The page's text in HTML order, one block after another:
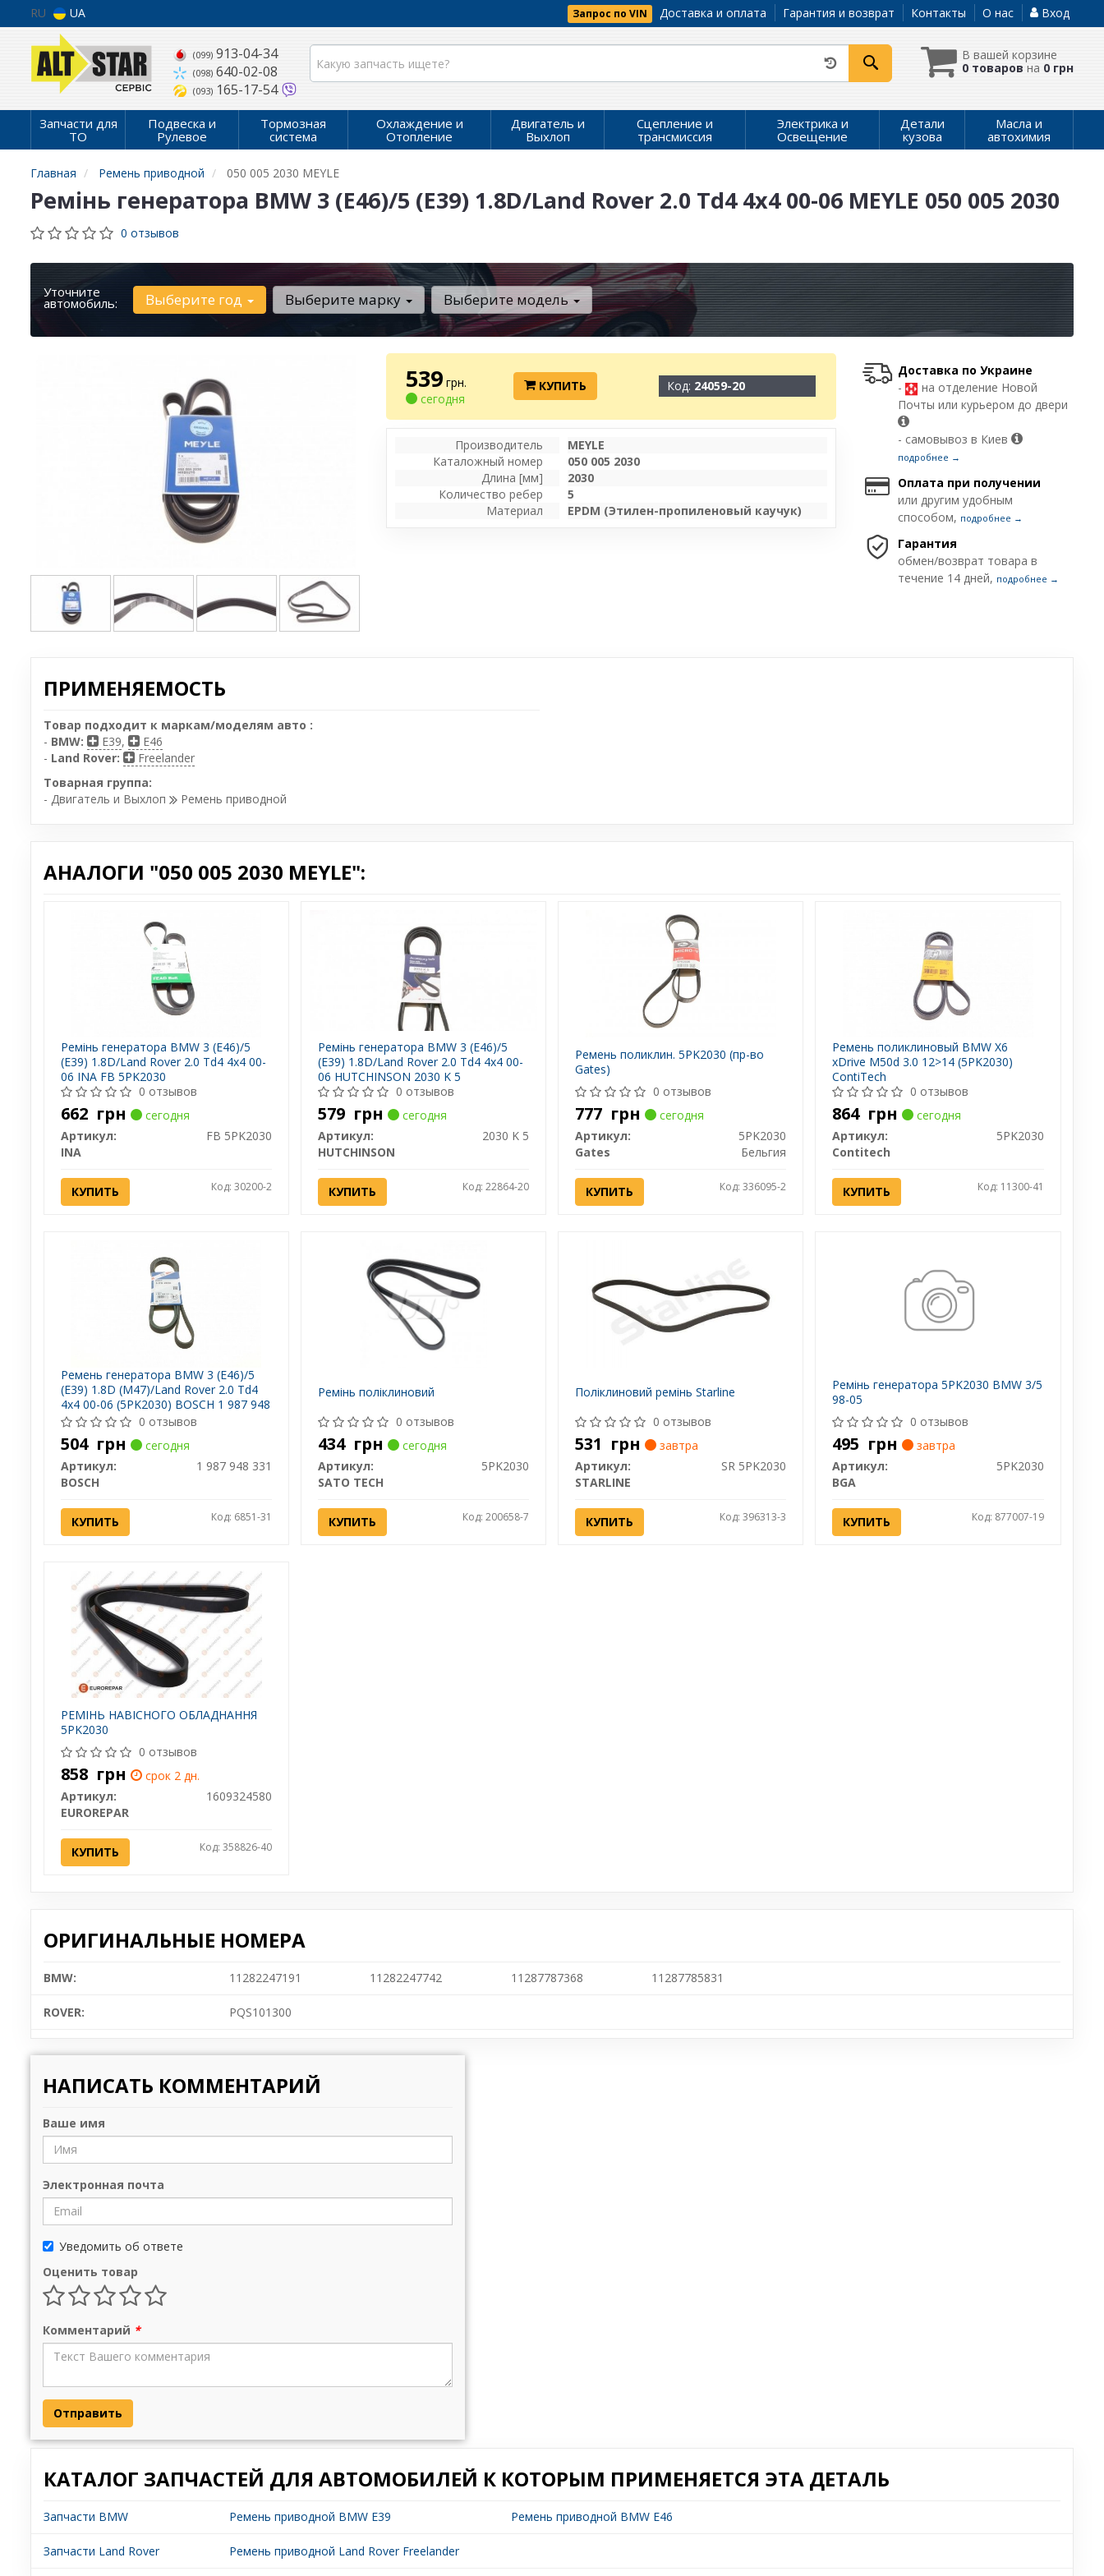
RU UA Запрос по VIN Доставка и оплата Гарантия и возврат Контакты О нас Вход
(099)913-04-34
(098)640-02-08
(093)165-17-54
В вашей корзине
0 товаров на 0 грн
Запчасти для
ТО
Подвеска и
Рулевое
Тормозная
система
Охлаждение и
Отопление
Двигатель и
Выхлоп
Сцепление и
трансмиссия
Электрика и
Освещение
Детали
кузова
Масла и
автохимия
Главная Ремень приводной 050 005 2030 MEYLE
Ремінь генератора BMW 3 (E46)/5 (E39) 1.8D/Land Rover 2.0 Td4 4x4 00-06 MEYLE 050 005 2030
0 отзывов
Уточните
автомобиль: Выберите год Выберите марку Выберите модель
539 грн.
сегодня
КУПИТЬ Код: 24059-20
Производитель
MEYLE
Каталожный номер
050 005 2030
Длина [мм]
2030
Количество ребер
5
Материал
EPDM (Этилен-пропиленовый каучук)
Доставка по Украине
-
на отделение Новой
Почты или курьером до двери
- самовывоз в Киев
подробнее →
Оплата при получении
или другим удобным
способом, подробнее →
Гарантия
обмен/возврат товара в
течение 14 дней, подробнее →
ПРИМЕНЯЕМОСТЬ
Товар подходит к маркам/моделям авто :
- BMW: E39,
E46
- Land Rover:
Freelander
Товарная группа:
- Двигатель и Выхлоп
Ремень приводной
АНАЛОГИ "050 005 2030 MEYLE":
Ремінь генератора BMW 3 (E46)/5
(E39) 1.8D/Land Rover 2.0 Td4 4x4 00-
06 INA FB 5PK2030
0 отзывов
662 грн
сегодня
Артикул:
FB 5PK2030
INA
КУПИТЬ Код: 30200-2
Ремінь генератора BMW 3 (E46)/5
(E39) 1.8D/Land Rover 2.0 Td4 4x4 00-
06 HUTCHINSON 2030 K 5
0 отзывов
579 грн
сегодня
Артикул:
2030 K 5
HUTCHINSON
КУПИТЬ Код: 22864-20
Ремень поликлин. 5PK2030 (пр-во
Gates)
0 отзывов
777 грн
сегодня
Артикул:
5PK2030
Gates
Бельгия
КУПИТЬ Код: 336095-2
Ремень поликлиновый BMW X6
xDrive M50d 3.0 12>14 (5PK2030)
ContiTech
0 отзывов
864 грн
сегодня
Артикул:
5PK2030
Contitech
КУПИТЬ Код: 11300-41
Ремень генератора BMW 3 (E46)/5
(E39) 1.8D (M47)/Land Rover 2.0 Td4
4x4 00-06 (5PK2030) BOSCH 1 987 948
331
0 отзывов
504 грн
сегодня
Артикул:
1 987 948 331
BOSCH
КУПИТЬ Код: 6851-31
Ремінь поліклиновий
0 отзывов
434 грн
сегодня
Артикул:
5PK2030
SATO TECH
КУПИТЬ Код: 200658-7
Поліклиновий ремінь Starline
0 отзывов
531 грн
завтра
Артикул:
SR 5PK2030
STARLINE
КУПИТЬ Код: 396313-3
Ремінь генератора 5PK2030 BMW 3/5
98-05
0 отзывов
495 грн
завтра
Артикул:
5PK2030
BGA
КУПИТЬ Код: 877007-19
РЕМІНЬ НАВІСНОГО ОБЛАДНАННЯ
5PK2030
0 отзывов
858 грн
срок 2 дн.
Артикул:
1609324580
EUROREPAR
КУПИТЬ Код: 358826-40
ОРИГИНАЛЬНЫЕ НОМЕРА
BMW: 11282247191 11282247742 11287787368 11287785831
ROVER: PQS101300
НАПИСАТЬ КОММЕНТАРИЙ
Ваше имя
Электронная почта
Уведомить об ответе
Оценить товар
Комментарий *
Отправить
КАТАЛОГ ЗАПЧАСТЕЙ ДЛЯ АВТОМОБИЛЕЙ К КОТОРЫМ ПРИМЕНЯЕТСЯ ЭТА ДЕТАЛЬ
Запчасти BMW Ремень приводной BMW E39 Ремень приводной BMW E46
Запчасти Land Rover Ремень приводной Land Rover Freelander